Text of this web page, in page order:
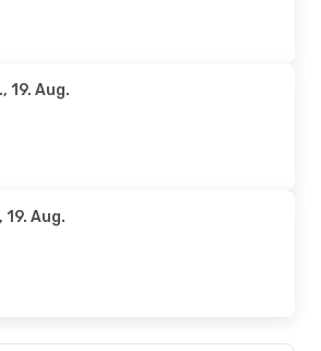
19. Aug.
19. Aug.